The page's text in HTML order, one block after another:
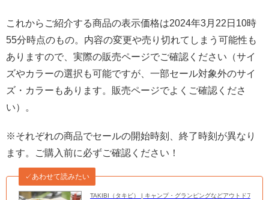
これからご紹介する商品の表示価格は2024年3月22日10時
55分時点のもの。内容の変更や売り切れてしまう可能性も
ありますので、実際の販売ページでご確認ください（サイ
ズやカラーの選択も可能ですが、一部セール対象外のサイ
ズ・カラーもあります。販売ページでよくご確認くださ
い）。
※それぞれの商品でセールの開始時刻、終了時刻が異なり
ます。ご購入前に必ずご確認ください！
TAKIBI（タキビ） | キャンプ・グランピングなどアウトドアの総
✓あわせて読みたい